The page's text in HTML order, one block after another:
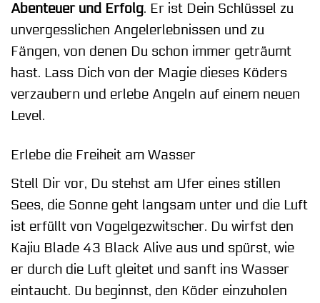
Abenteuer und Erfolg. Er ist Dein Schlüssel zu
unvergesslichen Angelerlebnissen und zu
Fängen, von denen Du schon immer geträumt
hast. Lass Dich von der Magie dieses Köders
verzaubern und erlebe Angeln auf einem neuen
Level.
Erlebe die Freiheit am Wasser
Stell Dir vor, Du stehst am Ufer eines stillen
Sees, die Sonne geht langsam unter und die Luft
ist erfüllt von Vogelgezwitscher. Du wirfst den
Kajiu Blade 43 Black Alive aus und spürst, wie
er durch die Luft gleitet und sanft ins Wasser
eintaucht. Du beginnst, den Köder einzuholen